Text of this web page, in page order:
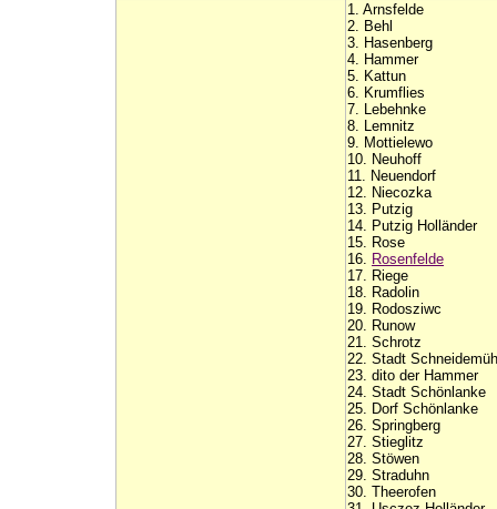
1. Arnsfelde
2. Behl
3. Hasenberg
4. Hammer
5. Kattun
6. Krumflies
7. Lebehnke
8. Lemnitz
9. Mottielewo
10. Neuhoff
11. Neuendorf
12. Niecozka
13. Putzig
14. Putzig Holländer
15. Rose
16. Rosenfelde
17. Riege
18. Radolin
19. Rodosziwc
20. Runow
21. Schrotz
22. Stadt
23. dito der Hammer
24. Stadt Schönlanke
25. Dorf Schönlanke
26. Springberg
27. Stieglitz
28. Stöwen
29. Straduhn
30. Theerofen